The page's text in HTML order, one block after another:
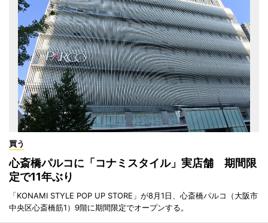
買う
心斎橋パルコに「コナミスタイル」実店舗 期間限
定で11年ぶり
「KONAMI STYLE POP UP STORE」が8月1日、心斎橋パルコ（大阪市
中央区心斎橋筋1）9階に期間限定でオープンする。